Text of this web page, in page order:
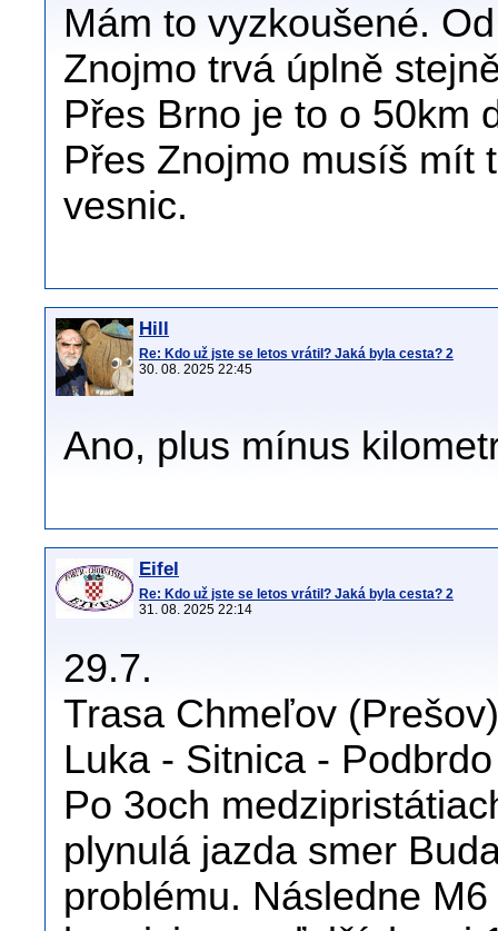
Mám to vyzkoušené.
Znojmo trvá úplně
Přes Brno je to o 50km
Přes Znojmo musíš mít
vesnic.
Hill
Re: Kdo už jste se letos vrátil? Jaká byla cesta? 2
30. 08. 2025 22:45
Ano, plus mínus
Eifel
Re: Kdo už jste se letos vrátil? Jaká byla cesta? 2
31. 08. 2025 22:14
29.7.
Trasa Chmeľov
Luka - Sitnica -
Po 3och
plynulá jazda smer
problému. Následne